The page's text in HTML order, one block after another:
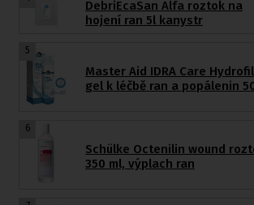
DebriEcaSan Alfa roztok na
hojení ran 5l kanystr
5
Master Aid IDRA Care
gel k léčbě ran a popálenin
6
Schülke Octenilin wound
350 ml, výplach ran